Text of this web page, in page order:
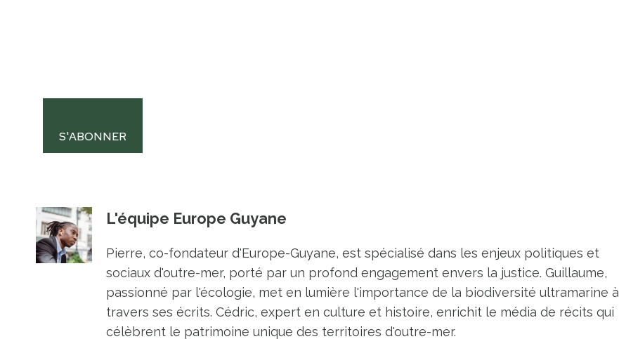
S'ABONNER
L'équipe Europe Guyane
Pierre, co-fondateur d'Europe-Guyane, est spécialisé dans les enjeux politiques et
sociaux d'outre-mer, porté par un profond engagement envers la justice. Guillaume,
passionné par l'écologie, met en lumière l'importance de la biodiversité ultramarine à
travers ses écrits. Cédric, expert en culture et histoire, enrichit le média de récits qui
célèbrent le patrimoine unique des territoires d'outre-mer.